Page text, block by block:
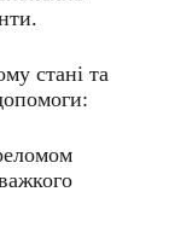
стані та